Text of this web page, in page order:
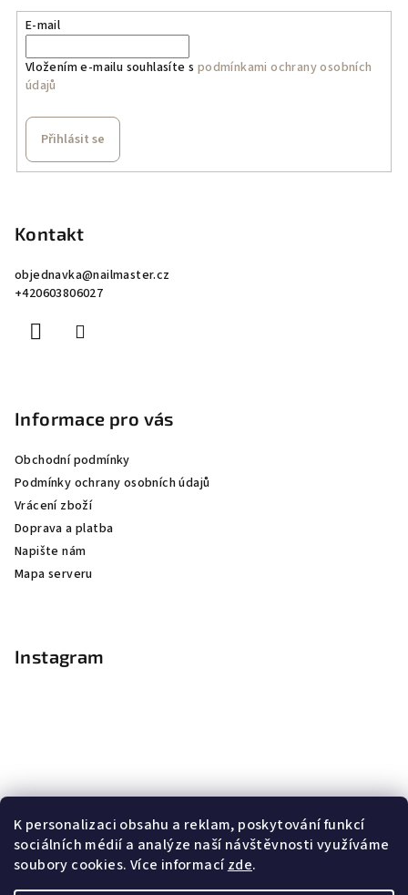
K personalizaci obsahu a reklam, poskytování funkcí
sociálních médií a analýze naší návštěvnosti využíváme
soubory cookies. Více informacízde.
E-mail
Vložením e-mailu souhlasíte s podmínkami ochrany osobních
údajů
Přihlásit se
Kontakt
objednavka@nailmaster.cz
+420603806027
Informace pro vás
Obchodní podmínky
Podmínky ochrany osobních údajů
Vrácení zboží
Doprava a platba
Napište nám
Mapa serveru
Instagram